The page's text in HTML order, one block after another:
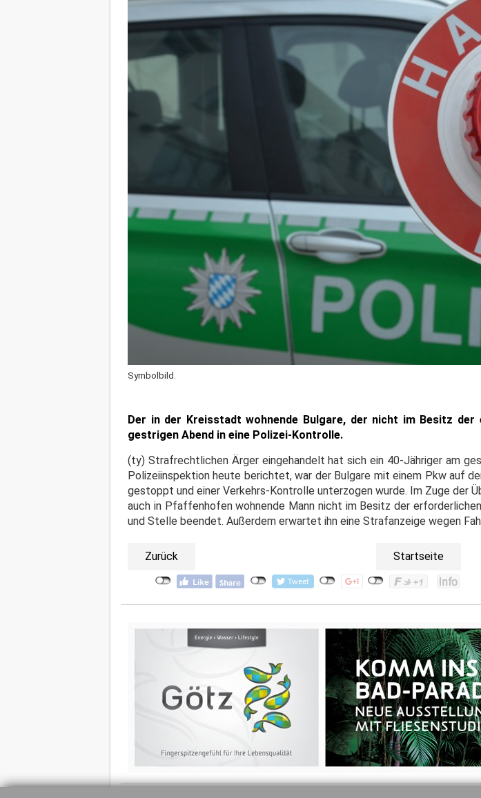
Symbolbild.
Der in der Kreisstadt wohnende Bulgare, der nicht im Besitz
gestrigen Abend in eine Polizei-Kontrolle.
(ty) Strafrechtlichen Ärger eingehandelt hat sich ein 40-Jähriger am
Polizeiinspektion heute berichtet, war der Bulgare mit einem Pkw auf
gestoppt und einer Verkehrs-Kontrolle unterzogen wurde. Im Zuge der
auch in Pfaffenhofen wohnende Mann nicht im Besitz der
und Stelle beendet. Außerdem erwartet ihn eine Strafanzeige wegen
Zurück Startseite